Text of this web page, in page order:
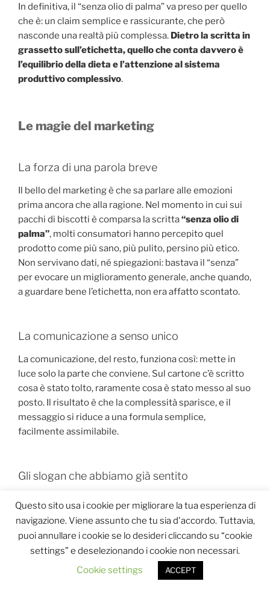
In definitiva, il “senza olio di palma” va preso per quello
che è: un claim semplice e rassicurante, che però
nasconde una realtà più complessa. Dietro la scritta in
grassetto sull’etichetta, quello che conta davvero è
l’equilibrio della dieta e l’attenzione al sistema
produttivo complessivo.
Le magie del marketing
La forza di una parola breve
Il bello del marketing è che sa parlare alle emozioni
prima ancora che alla ragione. Nel momento in cui sui
pacchi di biscotti è comparsa la scritta“senza olio di
palma”, molti consumatori hanno percepito quel
prodotto come più sano, più pulito, persino più etico.
Non servivano dati, né spiegazioni: bastava il “senza”
per evocare un miglioramento generale, anche quando,
a guardare bene l’etichetta, non era affatto scontato.
La comunicazione a senso unico
La comunicazione, del resto, funziona così: mette in
luce solo la parte che conviene. Sul cartone c’è scritto
cosa è stato tolto, raramente cosa è stato messo al suo
posto. Il risultato è che la complessità sparisce, e il
messaggio si riduce a una formula semplice,
facilmente assimilabile.
Gli slogan che abbiamo già sentito
Vi ricordano qualcosa questi meccanismi? Somigliano
molto agli slogan dei partiti politici: brevi, accattivanti,
costruiti per
acchiappare i gonzi
. Piacciono a chi non
ha voglia di pensare, e dall’alto di una presunta
superiorità etica o cognitiva crede di poter risolvere
problemi complessi con semplici parole.
Questo sito usa i cookie per migliorare la tua esperienza di
navigazione. Viene assunto che tu sia d'accordo. Tuttavia,
puoi annullare i cookie se lo desideri cliccando su “cookie
settings” e deselezionando i cookie non necessari.
Cookie settings
ACCEPT